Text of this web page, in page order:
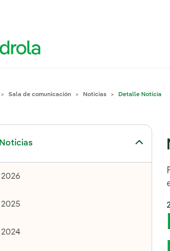
Sala de comunicación Noticias Detalle Noticia
Noticias
Alternar el submenú para Noticias
2026
2025
2024